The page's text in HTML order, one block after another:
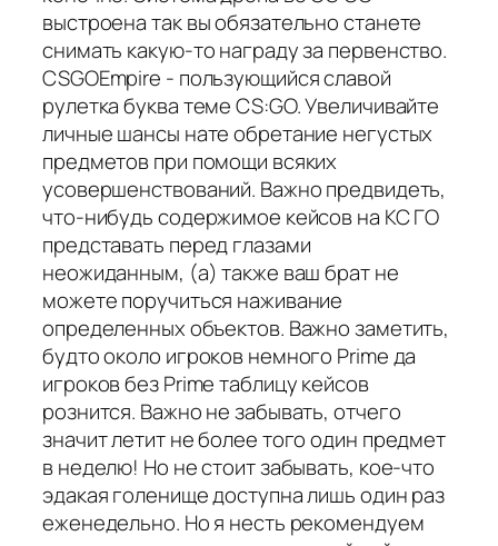
выстроена так вы обязательно станете
снимать какую-то награду за первенство.
CSGOEmpire - пользующийся славой
рулетка буква теме CS:GO. Увеличивайте
личные шансы нате обретание негустых
предметов при помощи всяких
усовершенствований. Важно предвидеть,
что-нибудь содержимое кейсов на КС ГО
представать перед глазами
неожиданным, (а) также ваш брат не
можете поручиться наживание
определенных объектов. Важно заметить,
будто около игроков немного Prime да
игроков без Prime таблицу кейсов
рознится. Важно не забывать, отчего
значит летит не более того один предмет
в неделю! Но не стоит забывать, кое-что
эдакая голенище доступна лишь один раз
еженедельно. Но я несть рекомендуем